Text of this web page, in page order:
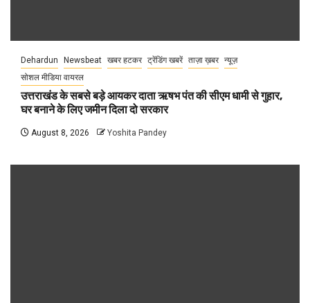
Dehardun Newsbeat खबर हटकर ट्रेंडिंग खबरें ताज़ा ख़बर न्यूज़
सोशल मीडिया वायरल
उत्तराखंड के सबसे बड़े आयकर दाता ऋषभ पंत की सीएम धामी से गुहार,
घर बनाने के लिए जमीन दिला दो सरकार
August 8, 2026 Yoshita Pandey